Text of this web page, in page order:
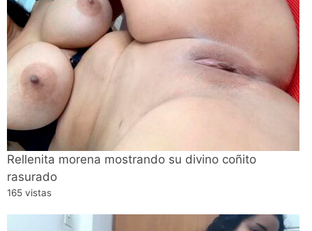
Rellenita morena mostrando su divino coñito
rasurado
165 vistas